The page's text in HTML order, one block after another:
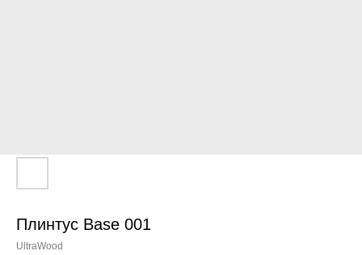
Плинтус Base 001
UltraWood